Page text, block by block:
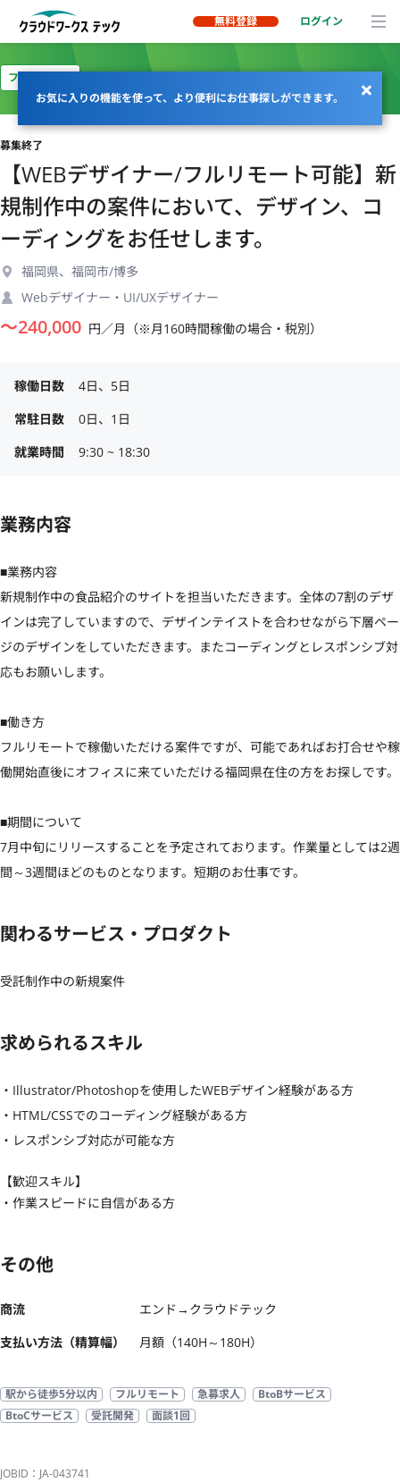
無料登録 ログイン
お気に入りの機能を使って、より便利にお仕事探しができます。
フルリモート
募集終了
【WEBデザイナー/フルリモート可能】新
規制作中の案件において、デザイン、コ
ーディングをお任せします。
福岡県、福岡市/博多
Webデザイナー・UI/UXデザイナー
〜240,000 円／月（※月160時間稼働の場合・税別）
稼働日数
4日、5日
常駐日数
0日、1日
就業時間
9:30 ~ 18:30
業務内容
■業務内容
新規制作中の食品紹介のサイトを担当いただきます。全体の7割のデザ
インは完了していますので、デザインテイストを合わせながら下層ペー
ジのデザインをしていただきます。またコーディングとレスポンシブ対
応もお願いします。
■働き方
フルリモートで稼働いただける案件ですが、可能であればお打合せや稼
働開始直後にオフィスに来ていただける福岡県在住の方をお探しです。
■期間について
7月中旬にリリースすることを予定されております。作業量としては2週
間～3週間ほどのものとなります。短期のお仕事です。
関わるサービス・プロダクト
受託制作中の新規案件
求められるスキル
・Illustrator/Photoshopを使用したWEBデザイン経験がある方
・HTML/CSSでのコーディング経験がある方
・レスポンシブ対応が可能な方
【歓迎スキル】
・作業スピードに自信がある方
その他
商流
エンド→クラウドテック
支払い方法（精算幅）
月額（140H～180H）
駅から徒歩5分以内 フルリモート 急募求人
BtoBサービス
BtoCサービス
受託開発 面談1回
JOBID：JA-043741